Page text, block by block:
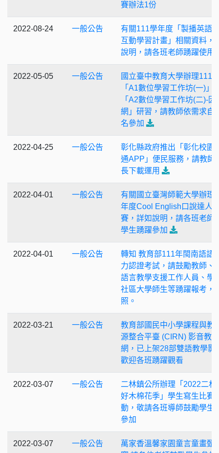
賽辦法1份
2022-08-24 一般公告
有關111學年度「製播英語
互動學習計畫」相關資料，
說明，請各班老師踴躍使用
2022-05-05 一般公告
國立臺中教育大學辦理111
「A1數位學習工作坊(一)」
「A2數位學習工作坊(二)-因
網」研習，請教師依需求自
名參加
2022-04-25 一般公告
彰化縣政府推出「彰化校園
通APP」便民服務，請教師
長下載運用
2022-04-01 一般公告
有關國立臺灣師範大學辦理
年度Cool English口說達人
賽，詳如說明，請各班老師
學生踴躍參加
2022-04-01 一般公告
轉知 教育部111年閩南語語
力認證考試，請鼓勵教師、
語言教學支援工作人員、學
社區大學師生等踴躍報考，
照。
2022-03-21 一般公告
教育部國民中小學課程與教
源整合平臺 (CIRN) 影音教學
網，已上架28部雙語教學影
歡迎各班踴躍觀看
2022-03-07 一般公告
二林鎮公所辦理「2022二林
好木棉花季」學生寫生比賽
動，敬請各班導師鼓勵學生
參加
2022-03-07 一般公告
萬家香溫馨家園童言童畫甄